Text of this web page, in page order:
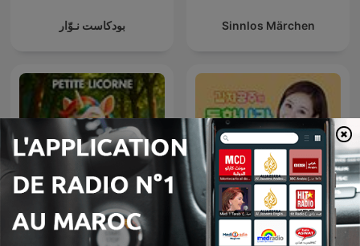
بودكاست نـوّار Sinnlos Märchen